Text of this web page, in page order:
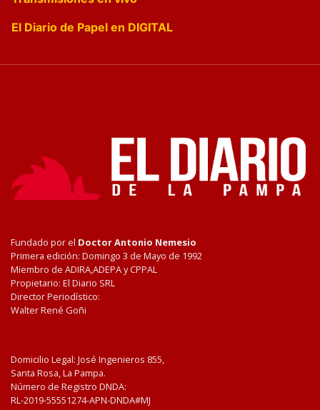
El Diario de Papel en DIGITAL
Fundado por el Doctor Antonio Nemesio
Primera edición: Domingo 3 de Mayo de 1992
Miembro de ADIRA,ADEPA y CPPAL
Propietario: El Diario SRL
Director Periodístico:
Walter René Goñi
Domicilio Legal: José Ingenieros 855,
Santa Rosa, La Pampa.
Número de Registro DNDA:
RL-2019-55551274-APN-DNDA#MJ